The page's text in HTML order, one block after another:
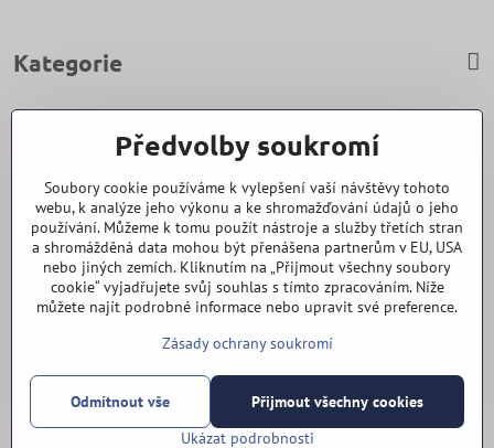
Kategorie
Zavoláme Vám zpět
Váš telefon
Odeslat
©2026CopyrightPředvolby soukromíZásady ochrany soukromí
Předvolby soukromí
Soubory cookie používáme k vylepšení vaší návštěvy tohoto
webu, k analýze jeho výkonu a ke shromažďování údajů o jeho
používání. Můžeme k tomu použít nástroje a služby třetích stran
a shromážděná data mohou být přenášena partnerům v EU, USA
nebo jiných zemích. Kliknutím na „Přijmout všechny soubory
cookie“ vyjadřujete svůj souhlas s tímto zpracováním. Níže
můžete najít podrobné informace nebo upravit své preference.
Zásady ochrany soukromí
Ukázat podrobnosti
Přijmout všechny cookies
Odmítnout vše